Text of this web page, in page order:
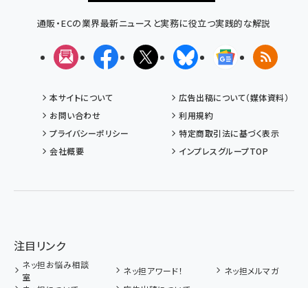
通販・ECの業界最新ニュースと実務に役立つ実践的な解説
メルマガFacebookX(エックス)BlueskyGoogleニュ
RSS
本サイトについて
広告出稿について（媒体資料）
お問い合わせ
利用規約
プライバシーポリシー
特定商取引法に基づく表示
会社概要
インプレスグループTOP
注目リンク
ネッ担お悩み相談
室
ネッ担アワード！
ネッ担メルマガ